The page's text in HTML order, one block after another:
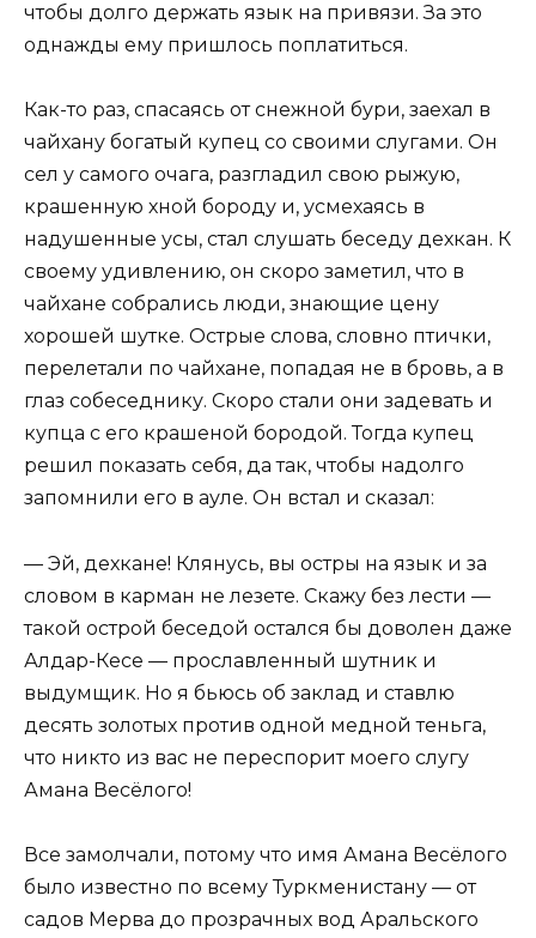
чтобы долго держать язык на привязи. За это
однажды ему пришлось поплатиться.
Как-то раз, спасаясь от снежной бури, заехал в
чайхану богатый купец со своими слугами. Он
сел у самого очага, разгладил свою рыжую,
крашенную хной бороду и, усмехаясь в
надушенные усы, стал слушать беседу дехкан. К
своему удивлению, он скоро заметил, что в
чайхане собрались люди, знающие цену
хорошей шутке. Острые слова, словно птички,
перелетали по чайхане, попадая не в бровь, а в
глаз собеседнику. Скоро стали они задевать и
купца с его крашеной бородой. Тогда купец
решил показать себя, да так, чтобы надолго
запомнили его в ауле. Он встал и сказал:
— Эй, дехкане! Клянусь, вы остры на язык и за
словом в карман не лезете. Скажу без лести —
такой острой беседой остался бы доволен даже
Алдар-Кесе — прославленный шутник и
выдумщик. Но я бьюсь об заклад и ставлю
десять золотых против одной медной теньга,
что никто из вас не переспорит моего слугу
Амана Весёлого!
Все замолчали, потому что имя Амана Весёлого
было известно по всему Туркменистану — от
садов Мерва до прозрачных вод Аральского